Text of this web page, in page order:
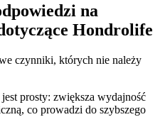
na
Hondrolife
czynniki, których nie należy
prosty: zwiększa wydajność
co prowadzi do szybszego